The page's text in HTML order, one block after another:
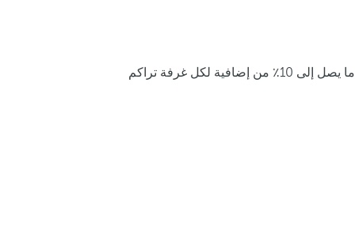
ما يصل إلى 10٪ من إضافية لكل غرفة تراكم